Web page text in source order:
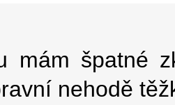
mám špatné
nehodě